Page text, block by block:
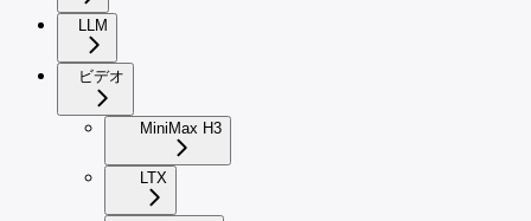
LLM
ビデオ
MiniMax H3
LTX